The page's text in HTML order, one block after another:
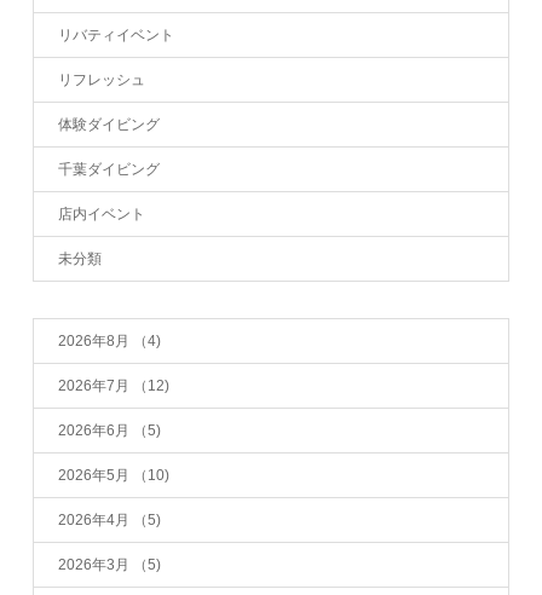
リバティイベント
リフレッシュ
体験ダイビング
千葉ダイビング
店内イベント
未分類
2026年8月 （4)
2026年7月 （12)
2026年6月 （5)
2026年5月 （10)
2026年4月 （5)
2026年3月 （5)